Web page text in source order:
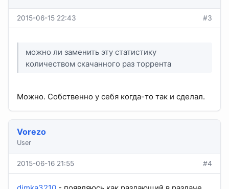
2015-06-15 22:43 #3
можно ли заменить эту статистику
количеством скачанного раз торрента
Можно. Собственно у себя когда-то так и сделал.
Vorezo
User
2015-06-16 21:55 #4